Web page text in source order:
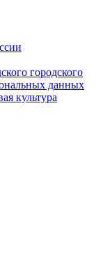
городского
данных
культура